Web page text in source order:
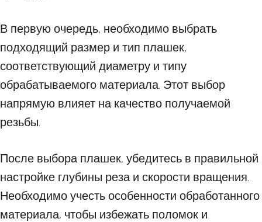
В первую очередь, необходимо выбрать
подходящий размер и тип плашек,
соответствующий диаметру и типу
обрабатываемого материала. Этот выбор
напрямую влияет на качество получаемой
резьбы.
После выбора плашек, убедитесь в правильной
настройке глубины реза и скорости вращения.
Необходимо учесть особенности обработанного
материала, чтобы избежать поломок и